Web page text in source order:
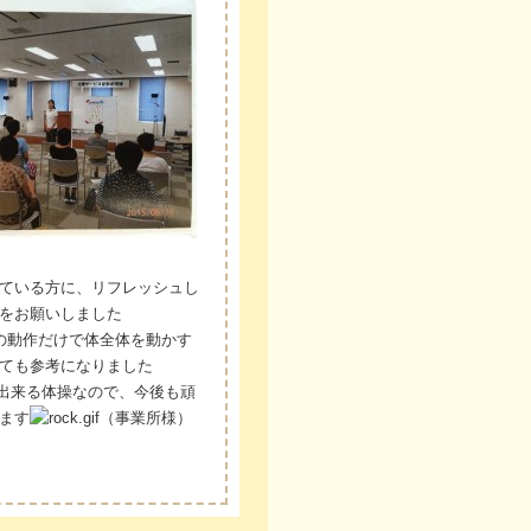
いる方に、リフレッシュし
お願いしました
動作だけで体全体を動かす
も参考になりました
来る体操なので、今後も頑
す
（事業所様）